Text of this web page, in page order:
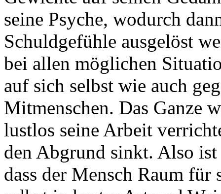
seine Psyche, wodurch
Schuldgefühle ausgelöst
bei allen möglichen
auf sich selbst wie auch
Mitmenschen. Das Ganze
lustlos seine Arbeit
den Abgrund sinkt. Also
dass der Mensch Raum